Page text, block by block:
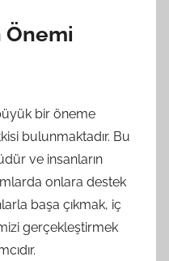
Önemi
bir öneme
bulunmaktadır. Bu
ve insanların
onlara destek
başa çıkmak, iç
gerçekleştirmek